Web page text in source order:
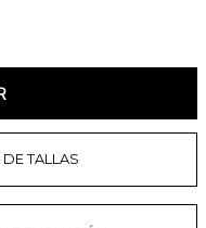
DE TALLAS